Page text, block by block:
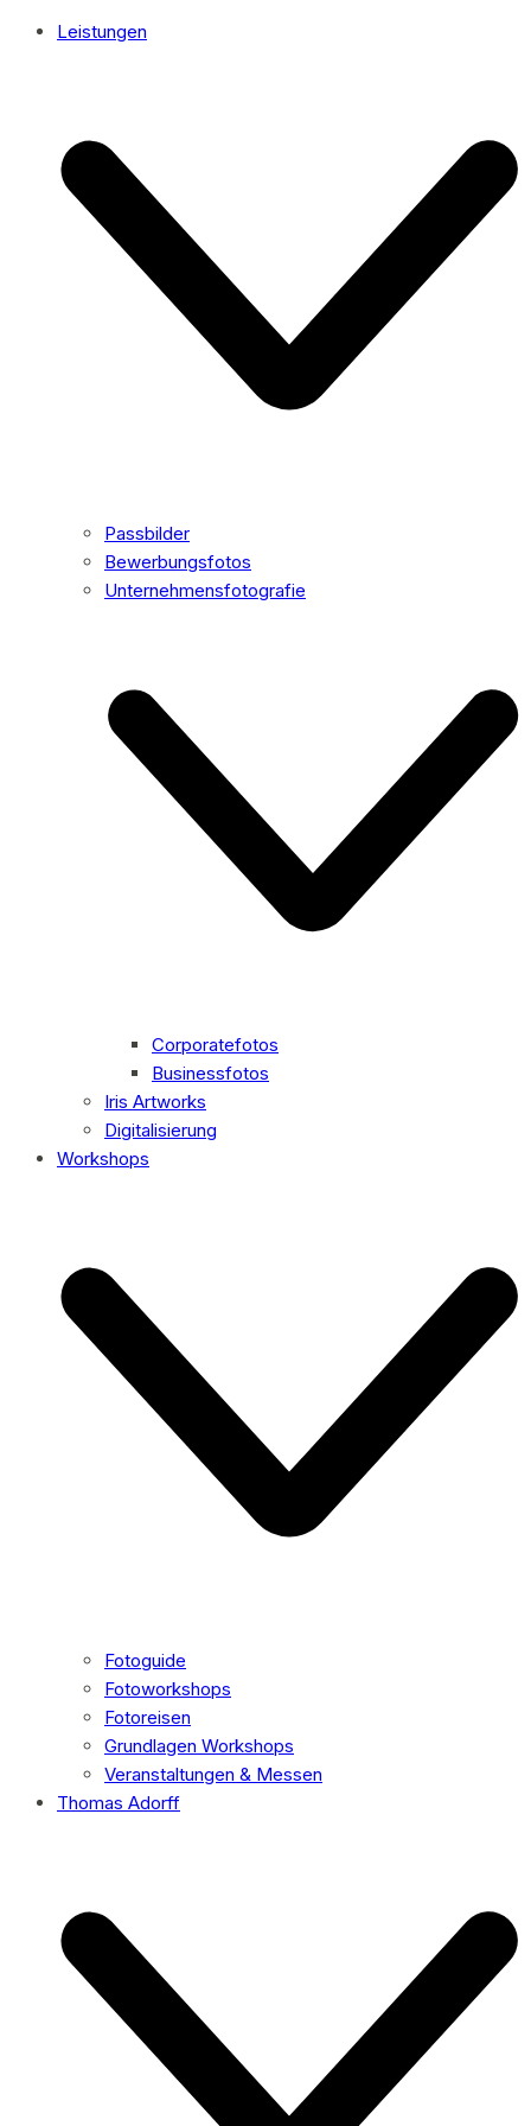
Leistungen
Passbilder
Bewerbungsfotos
Unternehmensfotografie
Corporatefotos
Businessfotos
Iris Artworks
Digitalisierung
Workshops
Fotoguide
Fotoworkshops
Fotoreisen
Grundlagen Workshops
Veranstaltungen & Messen
Thomas Adorff